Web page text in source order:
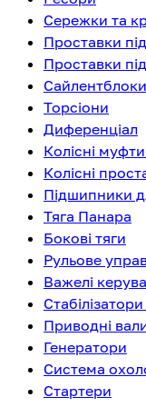
Сережки та
Проставки
Проставки
Торсіони
Диференціал
Колісні
Колісні
Підшипники
Тяга Панара
Бокові тяги
Рульове
Важелі
Приводні
Генератори
Система
Стартери